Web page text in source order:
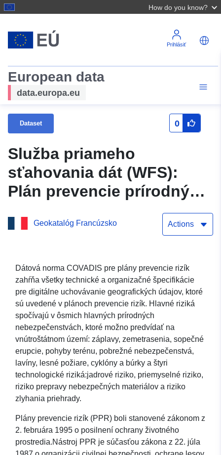
How do you know?
Prihlásiť
European data
data.europa.eu
Dataset 0
Služba priameho
sťahovania dát (WFS):
Plán prevencie prírodných
TAURIGNAN-CASTET
Geokatalóg Francúzsko Actions
Dátová norma COVADIS pre plány prevencie rizík
zahŕňa všetky technické a organizačné špecifikácie
pre digitálne uchovávanie geografických údajov, ktoré
sú uvedené v plánoch prevencie rizík. Hlavné riziká
spočívajú v ôsmich hlavných prírodných
nebezpečenstvách, ktoré možno predvídať na
vnútroštátnom území: záplavy, zemetrasenia, sopečné
erupcie, pohyby terénu, pobrežné nebezpečenstvá,
lavíny, lesné požiare, cyklóny a búrky a štyri
technologické riziká:jadrové riziko, priemyselné riziko,
riziko prepravy nebezpečných materiálov a riziko
zlyhania priehrady.
Plány prevencie rizík (PPR) boli stanovené zákonom z
2. februára 1995 o posilnení ochrany životného
prostredia.Nástroj PPR je súčasťou zákona z 22. júla